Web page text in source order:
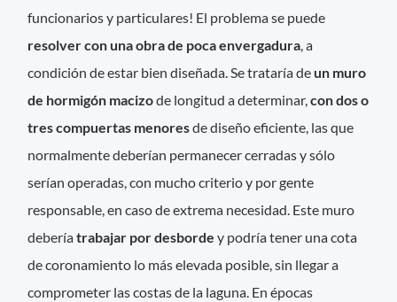
funcionarios y particulares! El problema se puede
resolver con una obra de poca envergadura, a
condición de estar bien diseñada. Se trataría de un muro
de hormigón macizode longitud a determinar,con dos o
tres compuertas menoresde diseño eficiente, las que
normalmente deberían permanecer cerradas y sólo
serían operadas, con mucho criterio y por gente
responsable, en caso de extrema necesidad. Este muro
deberíatrabajar por desborde y podría tener una cota
de coronamiento lo más elevada posible, sin llegar a
comprometer las costas de la laguna. En épocas